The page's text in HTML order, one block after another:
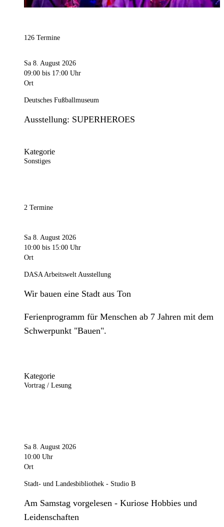
126 Termine
Sa 8. August 2026
09:00 bis 17:00 Uhr
Ort
Deutsches Fußballmuseum
Ausstellung: SUPERHEROES
Kategorie
Sonstiges
2 Termine
Sa 8. August 2026
10:00 bis 15:00 Uhr
Ort
DASA Arbeitswelt Ausstellung
Wir bauen eine Stadt aus Ton
Ferienprogramm für Menschen ab 7 Jahren mit dem
Schwerpunkt "Bauen".
Kategorie
Vortrag / Lesung
Sa 8. August 2026
10:00 Uhr
Ort
Stadt- und Landesbibliothek - Studio B
Am Samstag vorgelesen - Kuriose Hobbies und
Leidenschaften